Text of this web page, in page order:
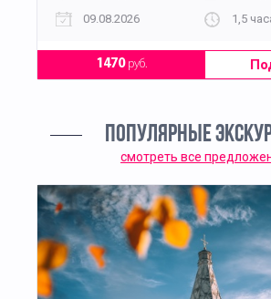
09.08.2026
1,5
1470руб.
ПОПУЛЯРНЫЕ
смотреть все